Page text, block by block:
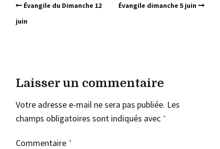
Évangile du Dimanche 12
juin
Évangile dimanche 5 juin
Laisser un commentaire
Votre adresse e-mail ne sera pas publiée. Les
champs obligatoires sont indiqués avec *
Commentaire *